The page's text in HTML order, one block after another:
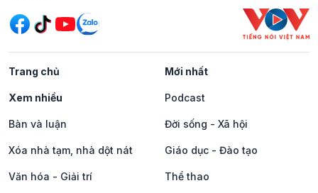
Trang chủ Mới nhất
Xem nhiều Podcast
Bàn và luận Đời sống - Xã hội
Xóa nhà tạm, nhà dột nát Giáo dục - Đào tạo
Văn hóa - Giải trí Thể thao